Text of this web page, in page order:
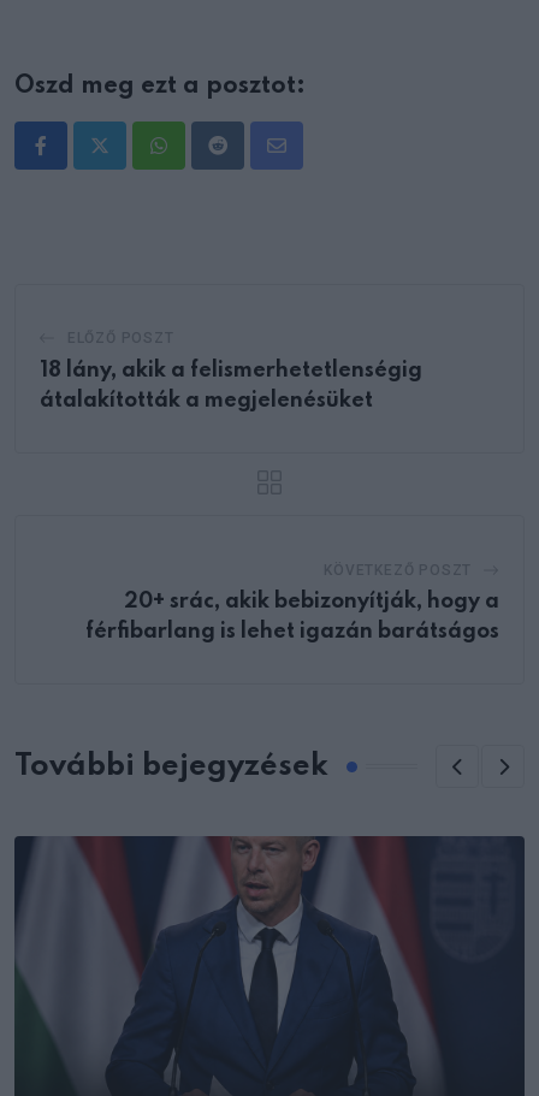
Oszd meg ezt a posztot:
WhatsappRedditShare
18 lány, akik a felismerhetetlenségig
átalakították a megjelenésüket
20+ srác, akik bebizonyítják, hogy a
férfibarlang is lehet igazán barátságos
További bejegyzések